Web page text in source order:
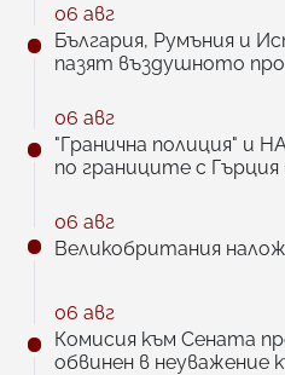
06 авг
България, Румъния и
пазят въздушното
06 авг
"Гранична полиция" и
по границите с Гърция
06 авг
Великобритания
06 авг
Комисия към Сената
обвинен в неуважение